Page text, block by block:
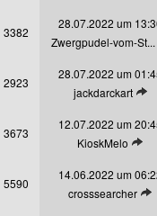
3382
28.07.2022 um
Zwergpudel-vom-St...
2923
28.07.2022 um
jackdarckart
3673
12.07.2022 um
KioskMelo
5590
14.06.2022 um
crosssearcher